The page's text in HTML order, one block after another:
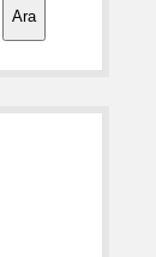
Ara